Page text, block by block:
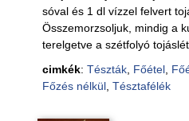
sóval és 1 dl vízzel felvert
Összemorzsoljuk, mindig a
terelgetve a szétfolyó
cimkék: Tészták, Főétel,
Főzés nélkül, Tésztafélék